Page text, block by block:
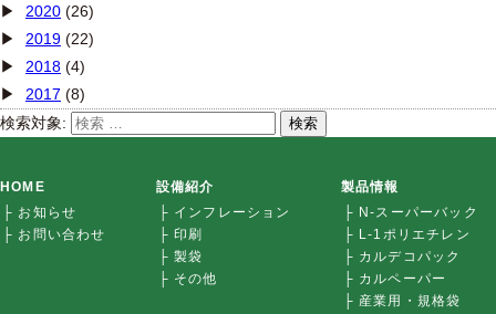
2020 (26)
2019 (22)
2018 (4)
2017 (8)
検索対象:
検索
HOME
├ お知らせ
├ お問い合わせ
設備紹介
├ インフレーション
├ 印刷
├ 製袋
├ その他
製品情報
├ N-スーパーバック
├ L-1ポリエチレン
├ カルデコパック
├ カルペーパー
├ 産業用・規格袋